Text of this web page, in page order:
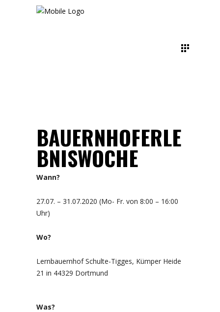
BAUERNHOFERLE
BNISWOCHE
Wann?
27.07. – 31.07.2020 (Mo- Fr. von 8:00 – 16:00
Uhr)
Wo?
Lernbauernhof Schulte-Tigges, Kümper Heide
21 in 44329 Dortmund
Was?